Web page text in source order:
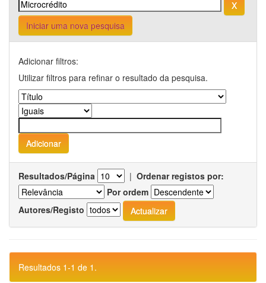
Iniciar uma nova pesquisa
Adicionar filtros:
Utilizar filtros para refinar o resultado da pesquisa.
Resultados/Página | Ordenar registos por:
Por ordem
Autores/Registo
Resultados 1-1 de 1.